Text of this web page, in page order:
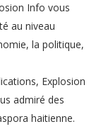
Info vous
au niveau
la politique,
Explosion
admiré des
haitienne.